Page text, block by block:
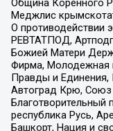
Община Коренного
Меджлис
О противодействии
РЕВТАТПОД,
Божией Матери
Фирма, Молодежная
Правды и Единения,
Автоград Крю, Союз
Благотворительный
республика Русь,
Башкорт, Нация и